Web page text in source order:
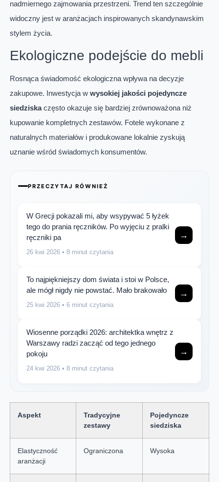
nadmiernego zajmowania przestrzeni. Trend ten szczególnie
widoczny jest w aranżacjach inspirowanych skandynawskim
stylem życia.
Ekologiczne podejście do mebli
Rosnąca świadomość ekologiczna wpływa na decyzje
zakupowe. Inwestycja w wysokiej jakości pojedyncze
siedziskaczęsto okazuje się bardziej zrównoważona niż
kupowanie kompletnych zestawów. Fotele wykonane z
naturalnych materiałów i produkowane lokalnie zyskują
uznanie wśród świadomych konsumentów.
PRZECZYTAJ RÓWNIEŻ
W Grecji pokazali mi, aby wsypywać 5 łyżek
tego do prania ręczników. Po wyjęciu z pralki
ręczniki pa
26 kwi 2026 • 8 minut czytania
→
To najpiękniejszy dom świata i stoi w Polsce,
ale mógł nigdy nie powstać. Mało brakowało
25 kwi 2026 • 6 minut czytania
→
Wiosenne porządki 2026: architektka wnętrz z
Warszawy radzi zacząć od tego jednego
pokoju
24 kwi 2026 • 8 minut czytania
→
Aspekt
Tradycyjne
zestawy
Pojedyncze
siedziska
Elastyczność
aranżacji
Ograniczona Wysoka